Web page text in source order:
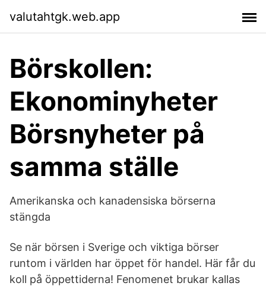
valutahtgk.web.app
Börskollen:
Ekonominyheter
Börsnyheter på
samma ställe
Amerikanska och kanadensiska börserna
stängda
Se när börsen i Sverige och viktiga börser
runtom i världen har öppet för handel. Här får du
koll på öppettiderna! Fenomenet brukar kallas